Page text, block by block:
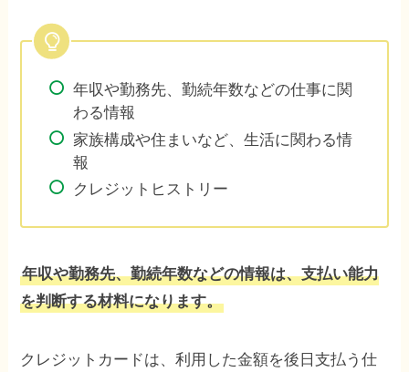
年収や勤務先、勤続年数などの仕事に関
わる情報
家族構成や住まいなど、生活に関わる情
報
クレジットヒストリー
年収や勤務先、勤続年数などの情報は、支払い能力
を判断する材料になります。
クレジットカードは、利用した金額を後日支払う仕